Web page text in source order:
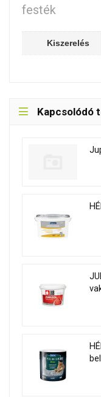
festék
Kiszerelés
Kapcsolódó